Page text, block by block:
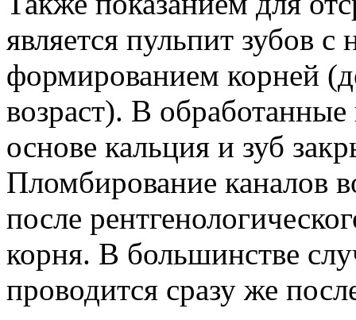
является пульпит зубов
формированием корней
возраст). В
основе кальция и зуб
Пломбирование каналов
после
корня. В большинстве
проводится сразу же